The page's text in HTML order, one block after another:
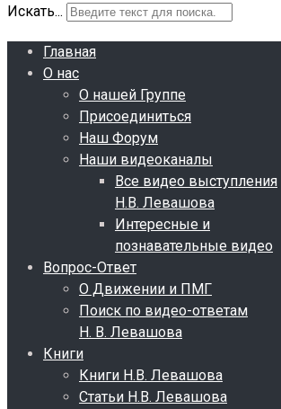
Искать...
Главная
О нас
О нашей Группе
Присоединиться
Наш Форум
Наши видеоканалы
Все видео выступления
Н.В. Левашова
Интересные и
познавательные видео
Вопрос-Ответ
О Движении и ПМГ
Поиск по видео-ответам
Н. В. Левашова
Книги
Книги Н.В. Левашова
Статьи Н.В. Левашова